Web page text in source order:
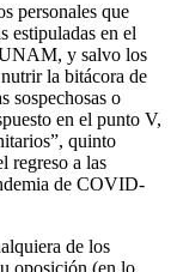
personales que
estipuladas en el
y salvo los
la bitácora de
sospechosas o
en el punto V,
quinto
regreso a las
de COVID-
de los